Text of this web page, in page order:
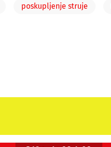
poskupljenje struje